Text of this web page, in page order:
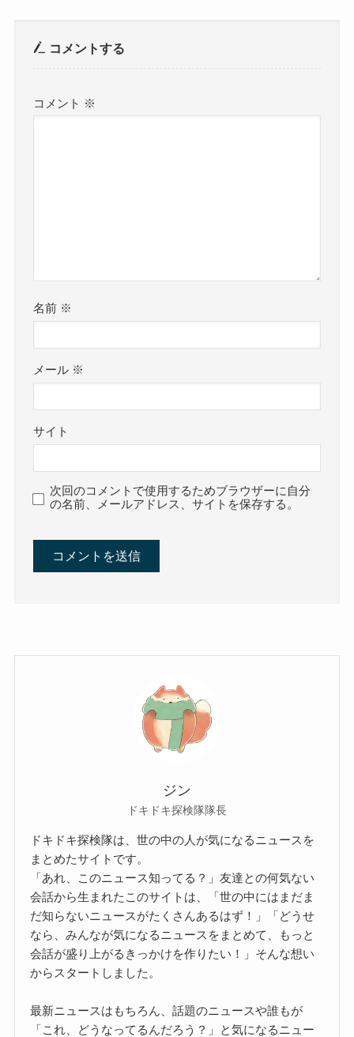
コメントする
コメント ※
名前 ※
メール ※
サイト
次回のコメントで使用するためブラウザーに自分
の名前、メールアドレス、サイトを保存する。
ジン
ドキドキ探検隊隊長
ドキドキ探検隊は、世の中の人が気になるニュースを
まとめたサイトです。
「あれ、このニュース知ってる？」友達との何気ない
会話から生まれたこのサイトは、「世の中にはまだま
だ知らないニュースがたくさんあるはず！」「どうせ
なら、みんなが気になるニュースをまとめて、もっと
会話が盛り上がるきっかけを作りたい！」そんな想い
からスタートしました。
最新ニュースはもちろん、話題のニュースや誰もが
「これ、どうなってるんだろう？」と気になるニュー